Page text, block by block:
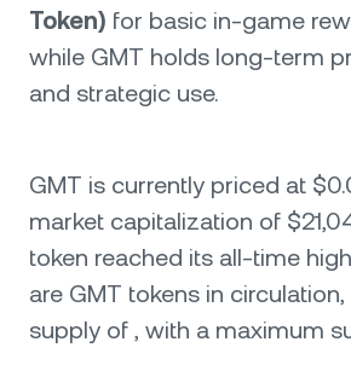
Token) for basic in-game
while GMT holds long-term
and strategic use.
GMT is currently priced at
market capitalization of
token reached its all-time
are GMT tokens in
supply of , with a maximum